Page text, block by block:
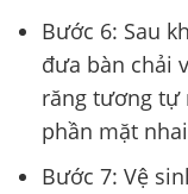
Bước 6: Sau
đưa bàn chải
răng tương tự
phần mặt
Bước 7: Vệ